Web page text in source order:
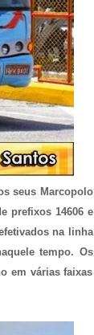
seus Marcopolo
prefixos 14606 e
na linha
tempo. Os
em várias faixas